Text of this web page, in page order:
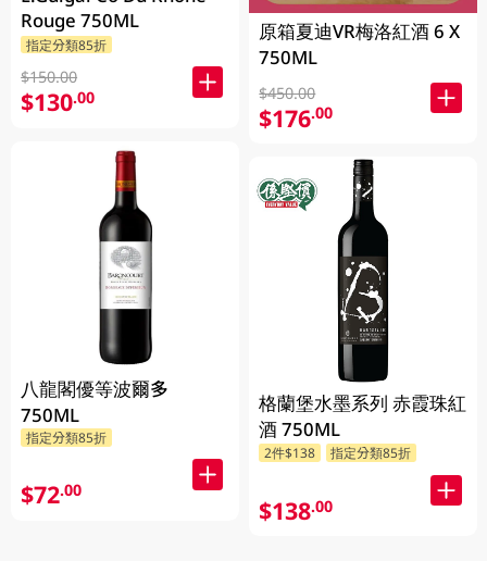
Rouge 750ML
指定分類85折
$150.00
$130.00
八龍閣優等波爾多
750ML
指定分類85折
$72.00
原箱夏迪VR梅洛紅酒 6 X
750ML
$450.00
$176.00
格蘭堡水墨系列 赤霞珠紅
酒 750ML
2件$138 指定分類85折
$138.00